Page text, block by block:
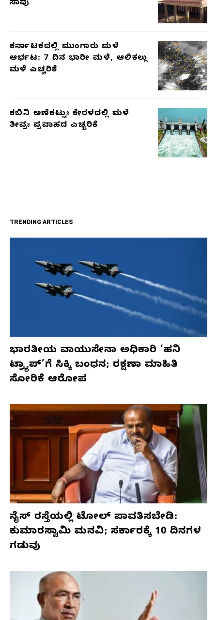
ಸಾವು
ಕರ್ನಾಟಕದಲ್ಲಿ ಮುಂಗಾರು ಮಳೆ
ಆರ್ಭಟ: 7 ದಿನ ಭಾರೀ ಮಳೆ, ಆಲಿಕಲ್ಲು
ಮಳೆ ಎಚ್ಚರಿಕೆ
ಕಬಿನಿ ಅಣೆಕಟ್ಟುಃ ಕೇರಳದಲ್ಲಿ ಮಳೆ
ತೀವ್ರಃ ಪ್ರವಾಹದ ಎಚ್ಚರಿಕೆ
TRENDING ARTICLES
ಭಾರತೀಯ ವಾಯುಸೇನಾ ಅಧಿಕಾರಿ ‘ಹನಿ
ಟ್ರ್ಯಾಪ್’ಗೆ ಸಿಕ್ಕಿ ಬಂಧನ; ರಕ್ಷಣಾ ಮಾಹಿತಿ
ಸೋರಿಕೆ ಆರೋಪ
ನೈಸ್ ರಸ್ತೆಯಲ್ಲಿ ಟೋಲ್ ಪಾವತಿಸಬೇಡಿ:
ಕುಮಾರಸ್ವಾಮಿ ಮನವಿ; ಸರ್ಕಾರಕ್ಕೆ 10 ದಿನಗಳ
ಗಡುವು